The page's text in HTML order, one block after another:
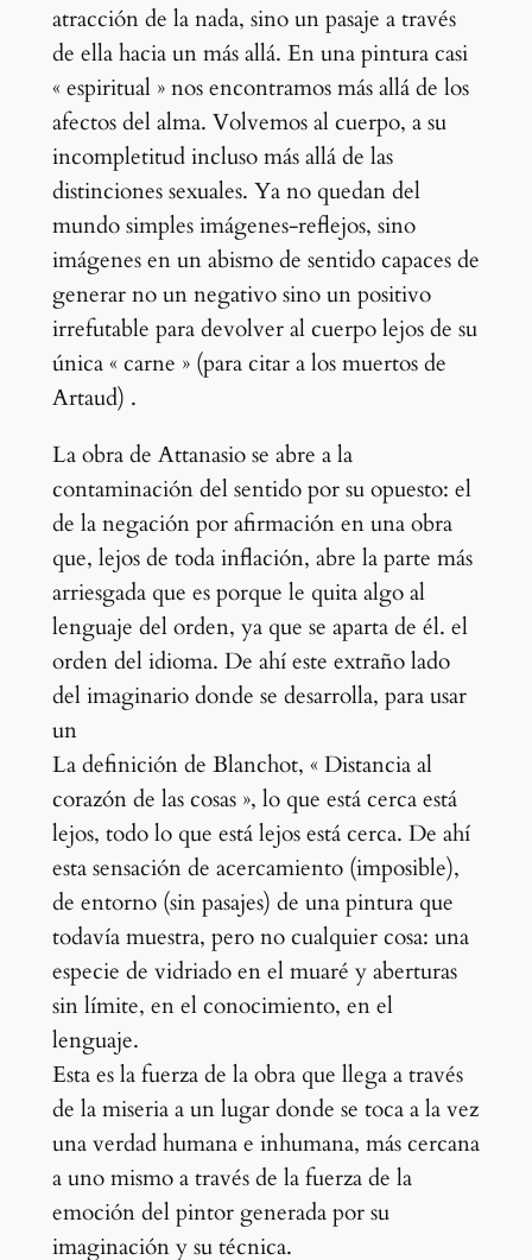
atracción de la nada, sino un pasaje a través
de ella hacia un más allá. En una pintura casi
« espiritual » nos encontramos más allá de los
afectos del alma. Volvemos al cuerpo, a su
incompletitud incluso más allá de las
distinciones sexuales. Ya no quedan del
mundo simples imágenes-reflejos, sino
imágenes en un abismo de sentido capaces de
generar no un negativo sino un positivo
irrefutable para devolver al cuerpo lejos de su
única « carne » (para citar a los muertos de
Artaud) .
La obra de Attanasio se abre a la
contaminación del sentido por su opuesto: el
de la negación por afirmación en una obra
que, lejos de toda inflación, abre la parte más
arriesgada que es porque le quita algo al
lenguaje del orden, ya que se aparta de él. el
orden del idioma. De ahí este extraño lado
del imaginario donde se desarrolla, para usar
un
La definición de Blanchot, « Distancia al
corazón de las cosas », lo que está cerca está
lejos, todo lo que está lejos está cerca. De ahí
esta sensación de acercamiento (imposible),
de entorno (sin pasajes) de una pintura que
todavía muestra, pero no cualquier cosa: una
especie de vidriado en el muaré y aberturas
sin límite, en el conocimiento, en el
lenguaje.
Esta es la fuerza de la obra que llega a través
de la miseria a un lugar donde se toca a la vez
una verdad humana e inhumana, más cercana
a uno mismo a través de la fuerza de la
emoción del pintor generada por su
imaginación y su técnica.